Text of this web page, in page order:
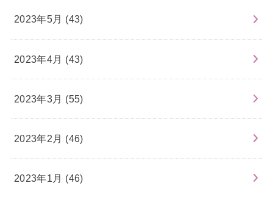
2023年5月 (43)
2023年4月 (43)
2023年3月 (55)
2023年2月 (46)
2023年1月 (46)